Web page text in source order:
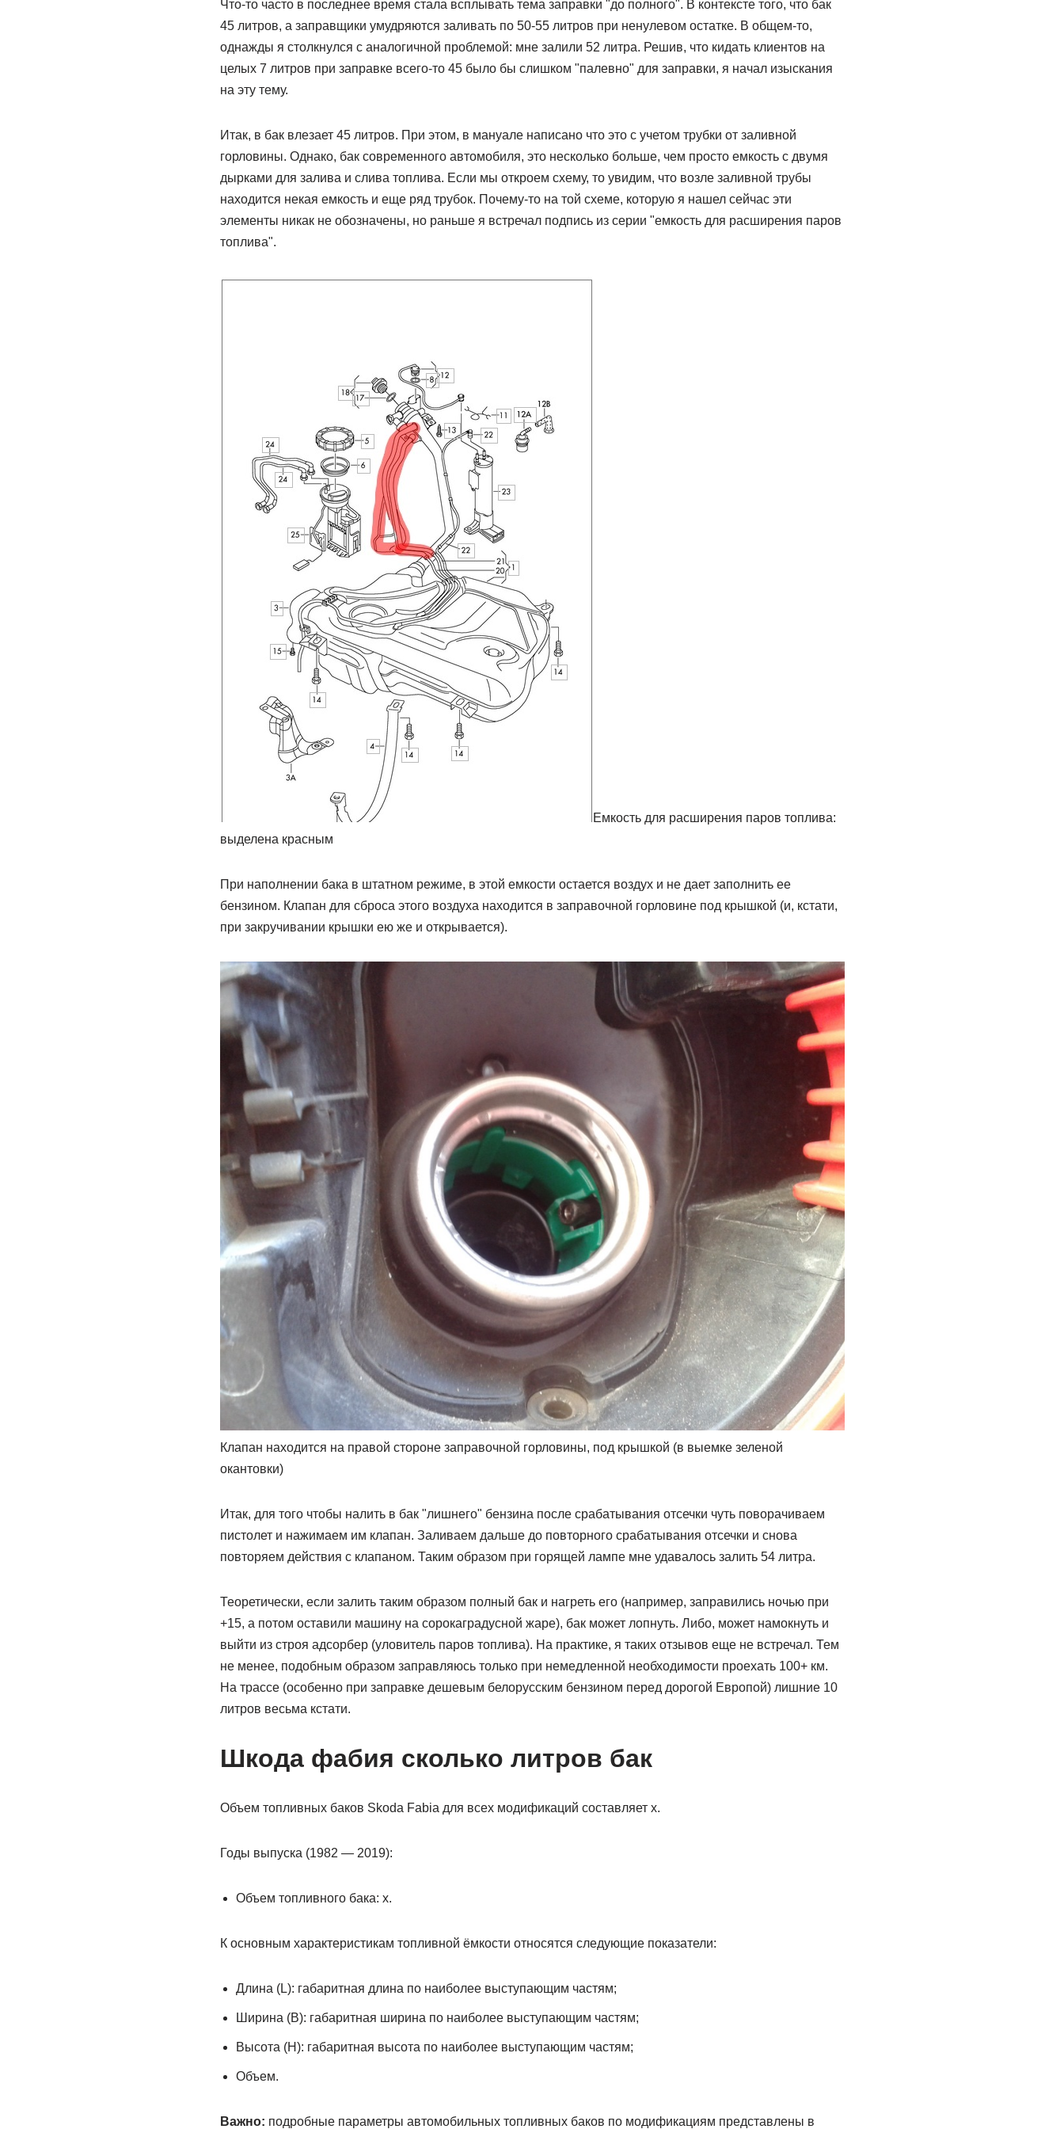
Что-то часто в последнее время стала всплывать тема заправки "до полного". В контексте того, что бак
45 литров, а заправщики умудряются заливать по 50-55 литров при ненулевом остатке. В общем-то,
однажды я столкнулся с аналогичной проблемой: мне залили 52 литра. Решив, что кидать клиентов на
целых 7 литров при заправке всего-то 45 было бы слишком "палевно" для заправки, я начал изыскания
на эту тему.
Итак, в бак влезает 45 литров. При этом, в мануале написано что это с учетом трубки от заливной
горловины. Однако, бак современного автомобиля, это несколько больше, чем просто емкость с двумя
дырками для залива и слива топлива. Если мы откроем схему, то увидим, что возле заливной трубы
находится некая емкость и еще ряд трубок. Почему-то на той схеме, которую я нашел сейчас эти
элементы никак не обозначены, но раньше я встречал подпись из серии "емкость для расширения паров
топлива".
Емкость для расширения паров топлива:
выделена красным
При наполнении бака в штатном режиме, в этой емкости остается воздух и не дает заполнить ее
бензином. Клапан для сброса этого воздуха находится в заправочной горловине под крышкой (и, кстати,
при закручивании крышки ею же и открывается).
Клапан находится на правой стороне заправочной горловины, под крышкой (в выемке зеленой
окантовки)
Итак, для того чтобы налить в бак "лишнего" бензина после срабатывания отсечки чуть поворачиваем
пистолет и нажимаем им клапан. Заливаем дальше до повторного срабатывания отсечки и снова
повторяем действия с клапаном. Таким образом при горящей лампе мне удавалось залить 54 литра.
Теоретически, если залить таким образом полный бак и нагреть его (например, заправились ночью при
+15, а потом оставили машину на сорокаградусной жаре), бак может лопнуть. Либо, может намокнуть и
выйти из строя адсорбер (уловитель паров топлива). На практике, я таких отзывов еще не встречал. Тем
не менее, подобным образом заправляюсь только при немедленной необходимости проехать 100+ км.
На трассе (особенно при заправке дешевым белорусским бензином перед дорогой Европой) лишние 10
литров весьма кстати.
Шкода фабия сколько литров бак
Объем топливных баков Skoda Fabia для всех модификаций составляет x.
Годы выпуска (1982 — 2019):
Объем топливного бака: x.
К основным характеристикам топливной ёмкости относятся следующие показатели:
Длина (L): габаритная длина по наиболее выступающим частям;
Ширина (B): габаритная ширина по наиболее выступающим частям;
Высота (H): габаритная высота по наиболее выступающим частям;
Объем.
Важно: подробные параметры автомобильных топливных баков по модификациям представлены в